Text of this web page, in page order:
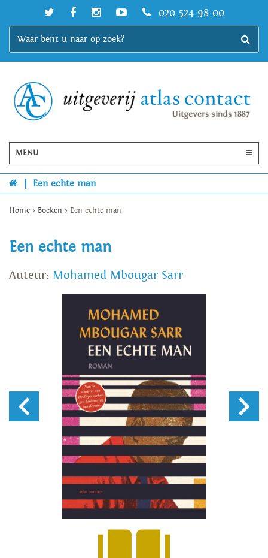
020 524 98 00
MENU
Een echte man
Home > Boeken > Een echte man
Een echte man
Auteur: Mohamed Mbougar Sarr